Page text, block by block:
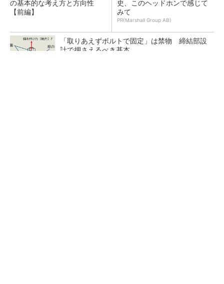
の基本的な考え方と方向性
【前編】
史、このヘッドホンで感じて
みて
PR(Marshall Group AB)
「取りあえずボルトで固定」は禁物 締結部設
計で押さえるべき基本